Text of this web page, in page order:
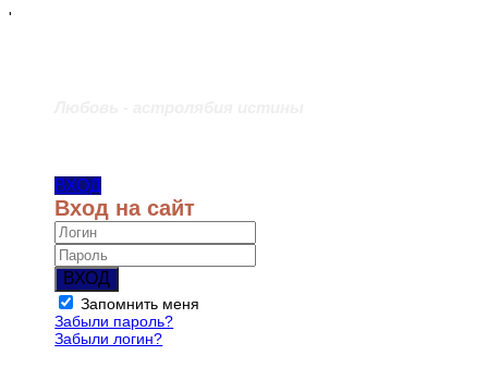
'
ВХОД
Вход на сайт
ВХОД
Запомнить меня
Забыли пароль?
Забыли логин?